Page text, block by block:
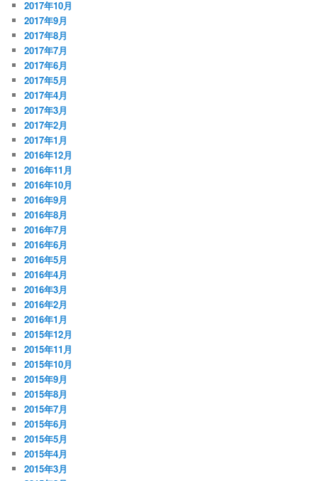
2017年10月
2017年9月
2017年8月
2017年7月
2017年6月
2017年5月
2017年4月
2017年3月
2017年2月
2017年1月
2016年12月
2016年11月
2016年10月
2016年9月
2016年8月
2016年7月
2016年6月
2016年5月
2016年4月
2016年3月
2016年2月
2016年1月
2015年12月
2015年11月
2015年10月
2015年9月
2015年8月
2015年7月
2015年6月
2015年5月
2015年4月
2015年3月